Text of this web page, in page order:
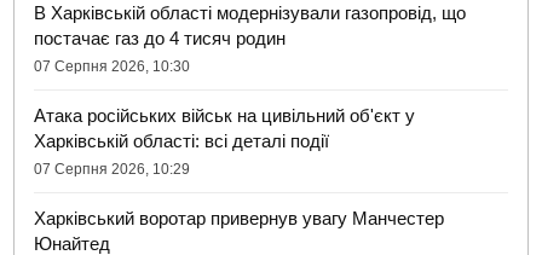
В Харківській області модернізували газопровід, що
постачає газ до 4 тисяч родин
07 Серпня 2026, 10:30
Атака російських військ на цивільний об'єкт у
Харківській області: всі деталі події
07 Серпня 2026, 10:29
Харківський воротар привернув увагу Манчестер
Юнайтед